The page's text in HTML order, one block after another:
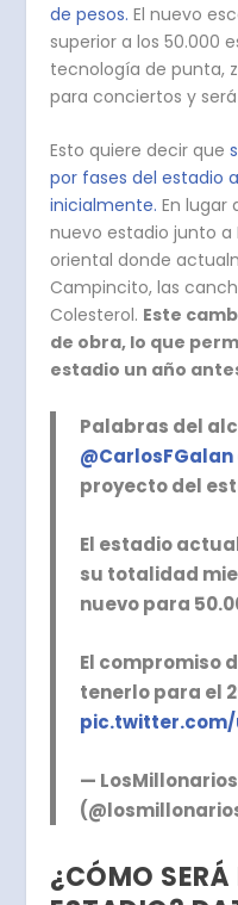
de pesos. El nuevo
superior a los 50.000
tecnología de punta,
para conciertos y
Esto quiere decir que
por fases del estadio
inicialmente. En lugar
nuevo estadio junto a
oriental donde
Campincito, las
Colesterol. Este
de obra, lo que
estadio un año
Palabras del
@CarlosFGalan
proyecto del
El estadio
su totalidad
nuevo para
El compromiso
tenerlo para el
pic.twitter.com/
—
¿CÓMO SERÁ